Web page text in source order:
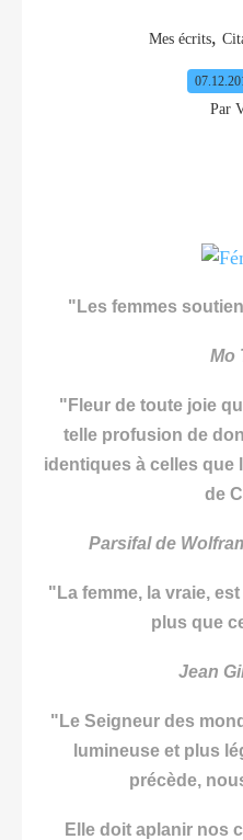
Mes écrits,
Par
"Les femmes
Mo
"Fleur de toute joie
telle profusion de
identiques à celles que
de
Parsifal de
"La femme, la vraie,
plus que
Jean
"Le Seigneur des
lumineuse et plus
précède,
Elle doit aplanir nos